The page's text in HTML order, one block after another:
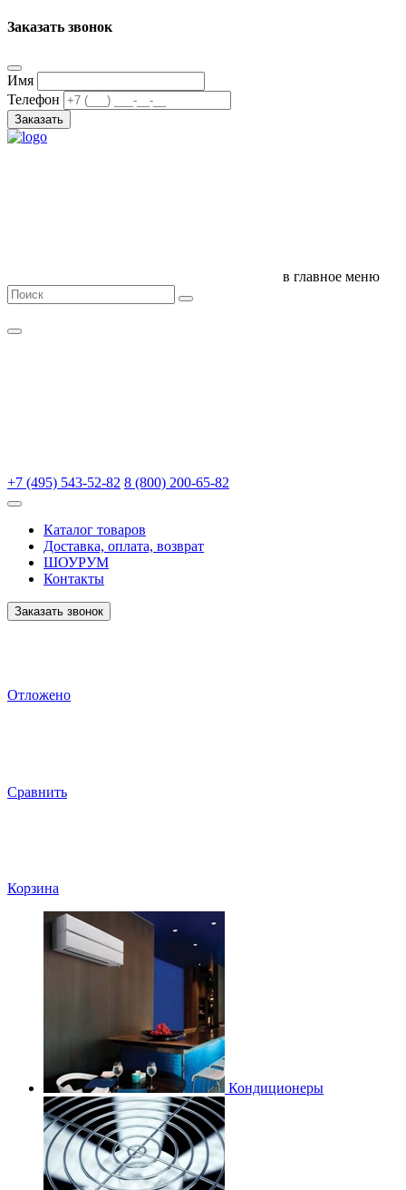
Заказать звонок
Имя
Телефон
Заказать
в главное меню
+7 (495) 543-52-82 8 (800) 200-65-82
Каталог товаров
Доставка, оплата, возврат
ШОУРУМ
Контакты
Заказать звонок
Отложено
Сравнить
Корзина
Кондиционеры